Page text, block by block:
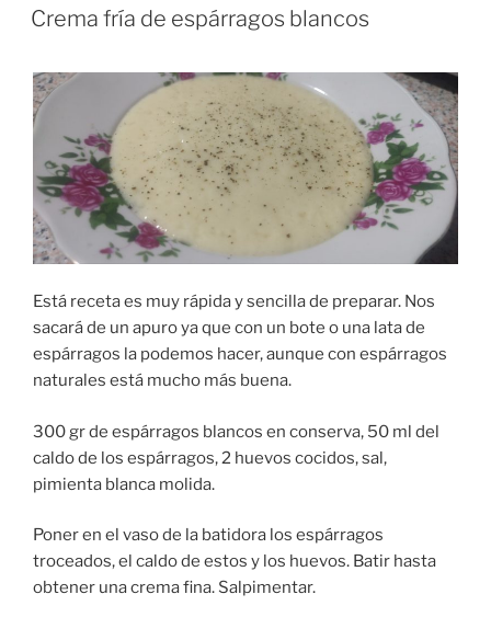
EL
Crema fría de espárragos blancos
Está receta es muy rápida y sencilla de preparar. Nos
sacará de un apuro ya que con un bote o una lata de
espárragos la podemos hacer, aunque con espárragos
naturales está mucho más buena.
300 gr de espárragos blancos en conserva, 50 ml del
caldo de los espárragos, 2 huevos cocidos, sal,
pimienta blanca molida.
Poner en el vaso de la batidora los espárragos
troceados, el caldo de estos y los huevos. Batir hasta
obtener una crema fina. Salpimentar.